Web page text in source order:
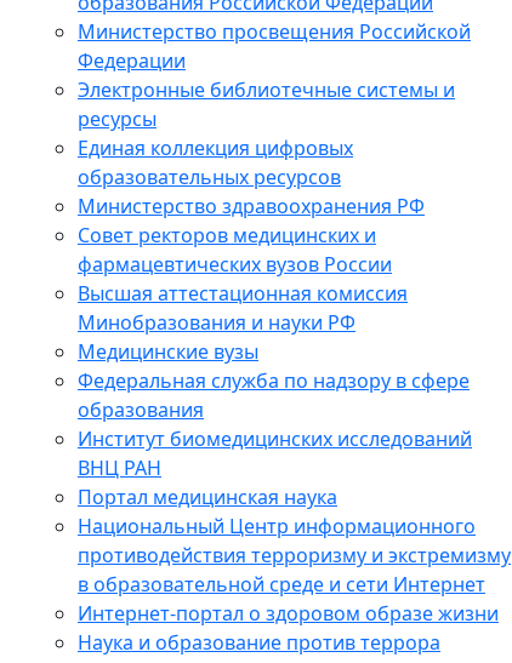
Министерство просвещения Российской
Федерации
Электронные библиотечные системы и
ресурсы
Единая коллекция цифровых
образовательных ресурсов
Министерство здравоохранения РФ
Совет ректоров медицинских и
фармацевтических вузов России
Высшая аттестационная комиссия
Минобразования и науки РФ
Медицинские вузы
Федеральная служба по надзору в сфере
образования
Институт биомедицинских исследований
ВНЦ РАН
Портал медицинская наука
Национальный Центр информационного
противодействия терроризму и экстремизму
в образовательной среде и сети Интернет
Интернет-портал о здоровом образе жизни
Наука и образование против террора